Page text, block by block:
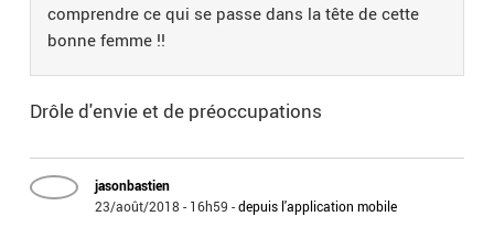
comprendre ce qui se passe dans la tête de cette
bonne femme !!
Drôle d'envie et de préoccupations
jasonbastien
23/août/2018 - 16h59 -depuis l'application mobile